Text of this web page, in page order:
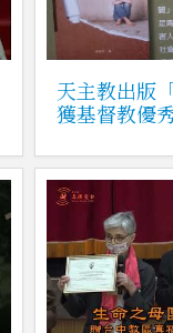
天主教出版
獲基督教優